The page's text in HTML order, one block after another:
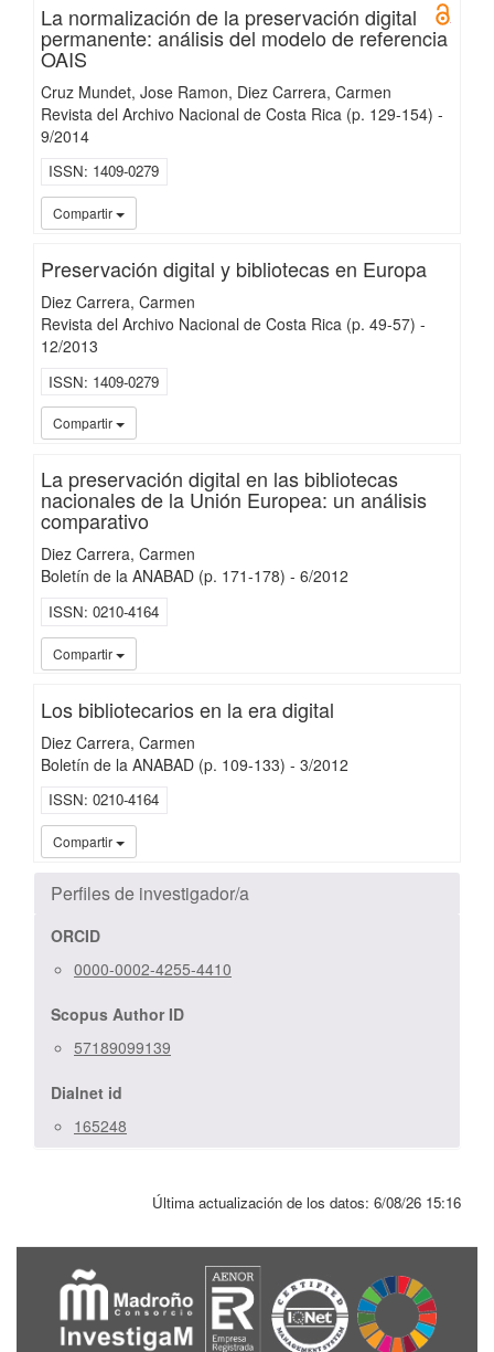
La normalización de la preservación digital
permanente: análisis del modelo de referencia
OAIS
Cruz Mundet, Jose Ramon Diez Carrera, Carmen
Revista del Archivo Nacional de Costa Rica (p. 129-154) -
9/2014
ISSN 1409-0279
Compartir
Preservación digital y bibliotecas en Europa
Diez Carrera, Carmen
Revista del Archivo Nacional de Costa Rica (p. 49-57) -
12/2013
ISSN 1409-0279
Compartir
La preservación digital en las bibliotecas
nacionales de la Unión Europea: un análisis
comparativo
Diez Carrera, Carmen
Boletín de la ANABAD (p. 171-178) - 6/2012
ISSN 0210-4164
Compartir
Los bibliotecarios en la era digital
Diez Carrera, Carmen
Boletín de la ANABAD (p. 109-133) - 3/2012
ISSN 0210-4164
Compartir
Perfiles de investigador/a
ORCID
0000-0002-4255-4410
Scopus Author ID
57189099139
Dialnet id
165248
Última actualización de los datos: 6/08/26 15:16